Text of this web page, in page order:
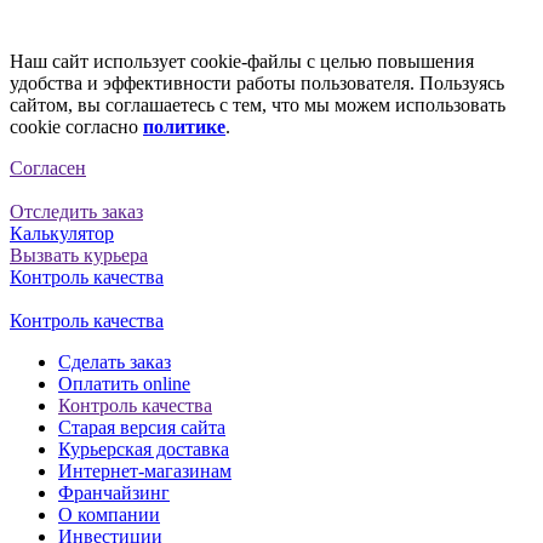
Наш сайт использует cookie-файлы с целью повышения
удобства и эффективности работы пользователя. Пользуясь
сайтом, вы соглашаетесь с тем, что мы можем использовать
cookie согласно политике.
Согласен
Отследить заказ
Калькулятор
Вызвать курьера
Контроль качества
Контроль качества
Сделать заказ
Оплатить online
Контроль качества
Старая версия сайта
Курьерская доставка
Интернет-магазинам
Франчайзинг
О компании
Инвестиции